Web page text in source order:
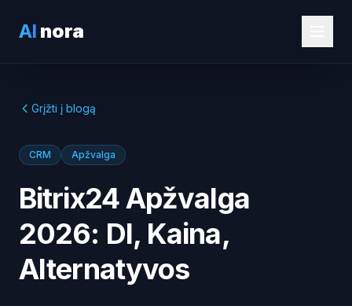
AI nora
Grįžti į blogą
CRM Apžvalga
Bitrix24 Apžvalga
2026: DI, Kaina,
Alternatyvos